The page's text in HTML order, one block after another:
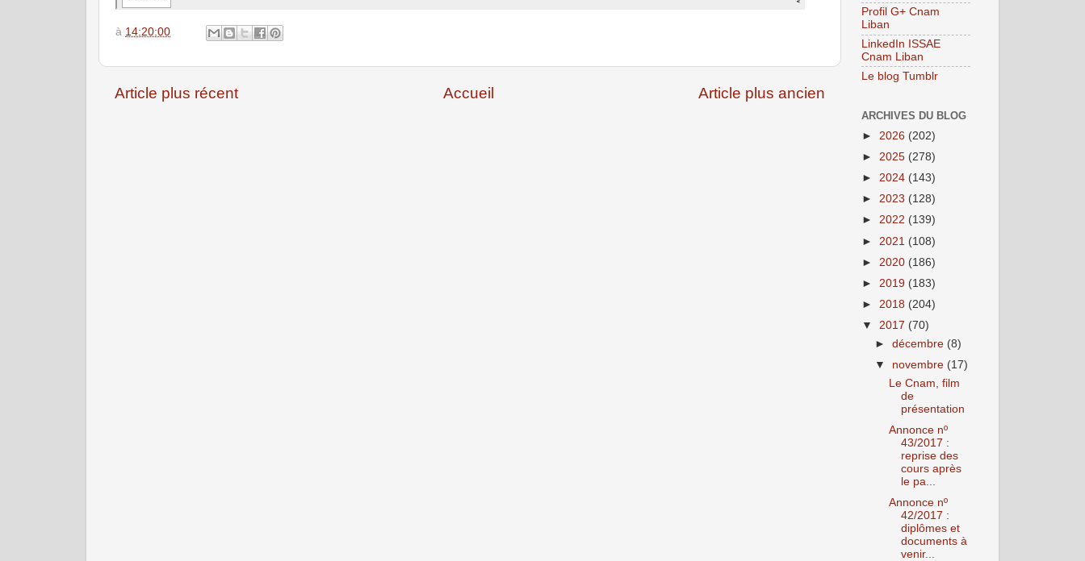
à 14:20:00
Article plus récent Article plus ancien
Accueil
Profil G+ Cnam
Liban
LinkedIn ISSAE
Cnam Liban
Le blog Tumblr
ARCHIVES DU BLOG
► 2026 (202)
► 2025 (278)
► 2024 (143)
► 2023 (128)
► 2022 (139)
► 2021 (108)
► 2020 (186)
► 2019 (183)
► 2018 (204)
▼ 2017 (70)
►décembre (8)
▼ novembre (17)
Le Cnam, film
de
présentation
Annonce nº
43/2017 :
reprise des
cours après
le pa...
Annonce nº
42/2017 :
diplômes et
documents à
venir...